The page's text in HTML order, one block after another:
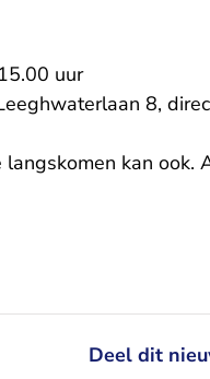
uur
8,
kan ook.
Deel dit